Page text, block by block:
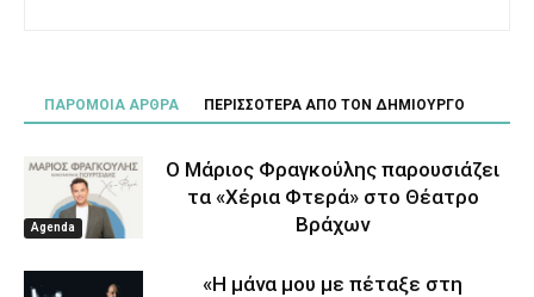
ΠΑΡΟΜΟΙΑ ΑΡΘΡΑ ΠΕΡΙΣΣΟΤΕΡΑ ΑΠΟ ΤΟΝ ΔΗΜΙΟΥΡΓΟ
Agenda
Ο Μάριος Φραγκούλης παρουσιάζει
τα «Χέρια Φτερά» στο Θέατρο
Βράχων
«Η μάνα μου με πέταξε στη